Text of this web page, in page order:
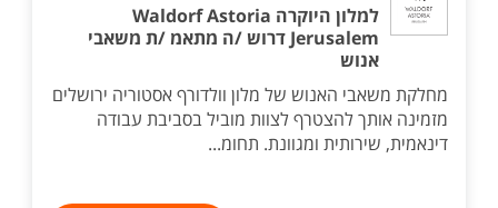
למלון היוקרה Waldorf Astoria
Jerusalem דרוש /ה מתאמ /ת משאבי
אנוש
מחלקת משאבי האנוש של מלון וולדורף אסטוריה ירושלים
מזמינה אותך להצטרף לצוות מוביל בסביבת עבודה
דינאמית, שירותית ומגוונת. תחומ...